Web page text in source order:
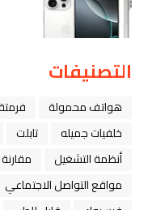
التصنيفات
هواتف محمولة
خلفيات جميله
تابلت
أنظمة التشغيل
مواقع التواصل الاجتماعي